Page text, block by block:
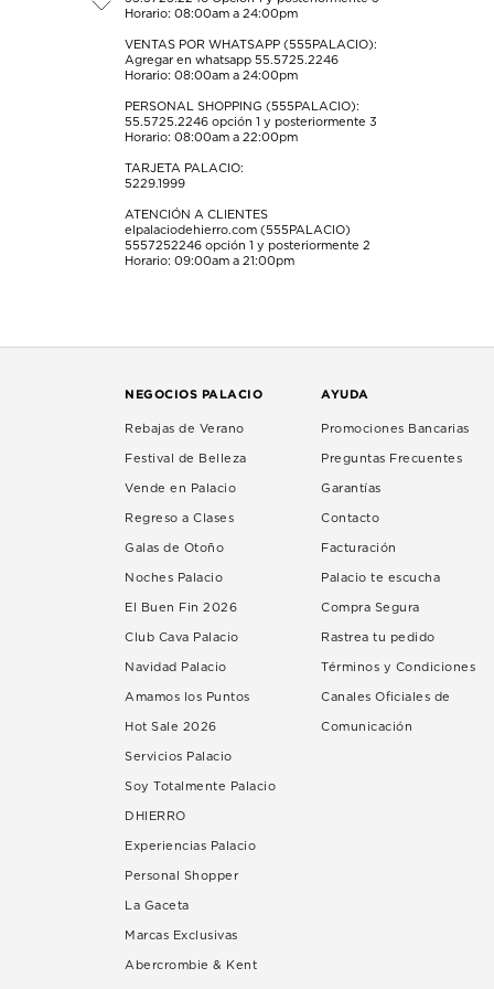
de
de
de
de
de
envío.
Horario: 08:00am a 24:00pm
VENTAS POR WHATSAPP (555PALACIO):
Agregar en whatsapp 55.5725.2246
Horario: 08:00am a 24:00pm
PERSONAL SHOPPING (555PALACIO):
55.5725.2246 opción 1 y posteriormente 3
Horario: 08:00am a 22:00pm
TARJETA PALACIO:
5229.1999
ATENCIÓN A CLIENTES
elpalaciodehierro.com (555PALACIO)
5557252246 opción 1 y posteriormente 2
Horario: 09:00am a 21:00pm
NEGOCIOS PALACIO
Rebajas de Verano
Festival de Belleza
Vende en Palacio
Regreso a Clases
Galas de Otoño
Noches Palacio
El Buen Fin 2026
Club Cava Palacio
Navidad Palacio
Amamos los Puntos
Hot Sale 2026
Servicios Palacio
Soy Totalmente Palacio
DHIERRO
Experiencias Palacio
Personal Shopper
La Gaceta
Marcas Exclusivas
Abercrombie & Kent
AYUDA
Promociones Bancarias
Preguntas Frecuentes
Garantías
Contacto
Facturación
Palacio te escucha
Compra Segura
Rastrea tu pedido
Términos y Condiciones
Canales Oficiales de
Comunicación